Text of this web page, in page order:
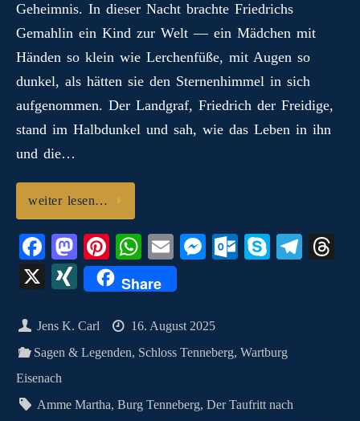
Geheimnis. In dieser Nacht brachte Friedrichs
Gemahlin ein Kind zur Welt — ein Mädchen mit
Händen so klein wie Lerchenfüße, mit Augen so
dunkel, als hätten sie den Sternenhimmel in sich
aufgenommen. Der Landgraf, Friedrich der Freidige,
stand im Halbdunkel und sah, wie das Leben in ihn
und die…
weiter lesen…
Fa
ce
bo
ok
M
as
to
do
n
Pi
nt
er
es
t
W
ha
ts
A
pp
E
m
ail
M
ng
er
O
.c
m
S
Te
X
X
N
G
Share
Jens K. Carl
16. August 2025
Sagen & Legenden, Schloss Tenneberg,Wartburg
Eisenach
Amme Martha,Burg Tenneberg,Der Taufritt nach